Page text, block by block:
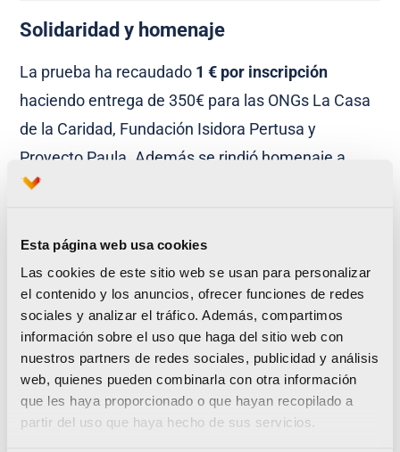
Esta página web usa cookies
Las cookies de este sitio web se usan para personalizar
el contenido y los anuncios, ofrecer funciones de redes
sociales y analizar el tráfico. Además, compartimos
información sobre el uso que haga del sitio web con
nuestros partners de redes sociales, publicidad y análisis
web, quienes pueden combinarla con otra información
que les haya proporcionado o que hayan recopilado a
partir del uso que haya hecho de sus servicios.
Solidaridad y homenaje
La prueba ha recaudado 1 € por inscripción
haciendo entrega de 350€ para las ONGs La Casa
de la Caridad, Fundación Isidora Pertusa y
Proyecto Paula. Además se rindió homenaje a
Miguel Pellicer, precursor de las Carreras
Federación Española de Atletismo a toda una vida
dedicada a este deporte y fundador deSD
Correcaminos.
Comienza a incorporarse la superficie final al
‘Circuit 5K Jardí del Túria’